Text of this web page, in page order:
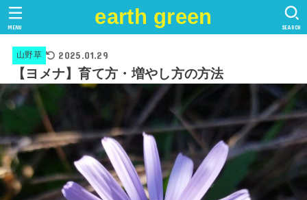
earth green SEARCH
MENU
山野草 2025.01.29
【ヨメナ】育て方・増やし方の方法